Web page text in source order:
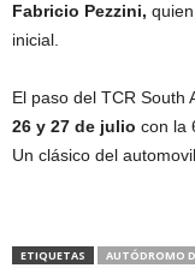
Fabricio Pezzini,
inicial.
El paso del TCR South
26 y 27 de julio con la
Un clásico del
ETIQUETAS AUTÓDROMO